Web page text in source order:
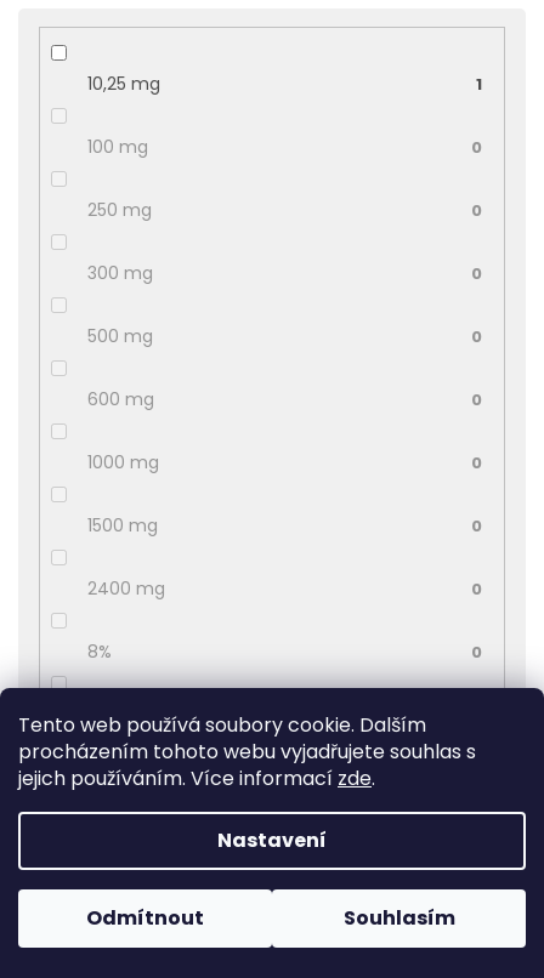
Tento web používá soubory cookie. Dalším
procházením tohoto webu vyjadřujete souhlas s
jejich používáním. Více informací zde.
Nastavení
Odmítnout Souhlasím
10,25 mg 1
100 mg 0
250 mg 0
300 mg 0
500 mg 0
600 mg 0
1000 mg 0
1500 mg 0
2400 mg 0
8% 0
50 mg
11%
20 mg